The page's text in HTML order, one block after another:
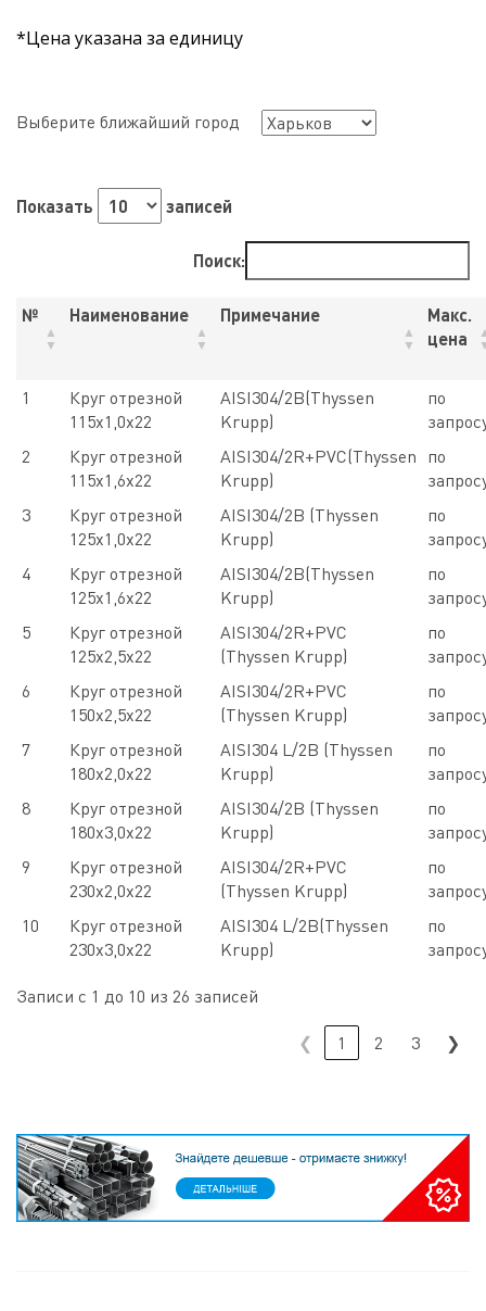
*Цена указана за единицу
Выберите ближайший город
Показать записей
Поиск:
№ Наименование Примечание
Макс.
цена
1
Круг отрезной
115х1,0х22
AISI304/2B(Thyssen
Krupp)
по
2
Круг отрезной
115х1,6х22
AISI304/2R+PVC(Thyssen
Krupp)
по
3
Круг отрезной
125х1,0х22
AISI304/2B (Thyssen
Krupp)
по
4
Круг отрезной
125х1,6х22
AISI304/2B(Thyssen
Krupp)
по
5
Круг отрезной
125х2,5х22
AISI304/2R+PVC
(Thyssen Krupp)
по
6
Круг отрезной
150х2,5х22
AISI304/2R+PVC
(Thyssen Krupp)
по
7
Круг отрезной
180х2,0х22
AISI304 L/2B (Thyssen
Krupp)
по
8
Круг отрезной
180х3,0х22
AISI304/2B (Thyssen
Krupp)
по
9
Круг отрезной
230х2,0х22
AISI304/2R+PVC
(Thyssen Krupp)
по
10
Круг отрезной
230х3,0х22
AISI304 L/2B(Thyssen
Krupp)
по
Записи с 1 до 10 из 26 записей
❮ 1 2 3 ❯